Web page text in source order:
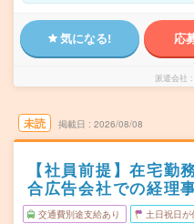
気になる! 応
派遣会社
未読 掲載日 2026/08/08
【社員前提】在宅勤
合広告会社での経理
交通費別途支給あり 土日祝日が